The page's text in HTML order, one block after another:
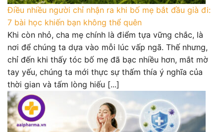
Điều nhiều người chỉ nhận ra khi bố mẹ bắt đầu già đi:
7 bài học khiến bạn không thể quên
Khi còn nhỏ, cha mẹ chính là điểm tựa vững chắc, là
nơi để chúng ta dựa vào mỗi lúc vấp ngã. Thế nhưng,
chỉ đến khi thấy tóc bố mẹ đã bạc nhiều hơn, mắt mờ
tay yếu, chúng ta mới thực sự thấm thía ý nghĩa của
thời gian và tấm lòng hiếu [...]